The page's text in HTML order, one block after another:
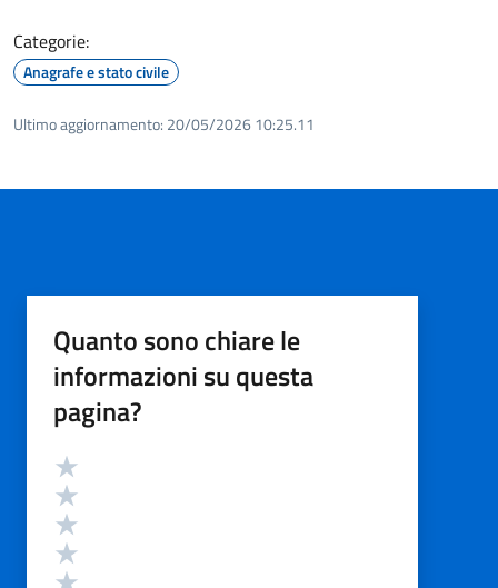
Categorie:
Anagrafe e stato civile
Ultimo aggiornamento: 20/05/2026 10:25.11
Quanto sono chiare le
informazioni su questa
pagina?
Valutazione